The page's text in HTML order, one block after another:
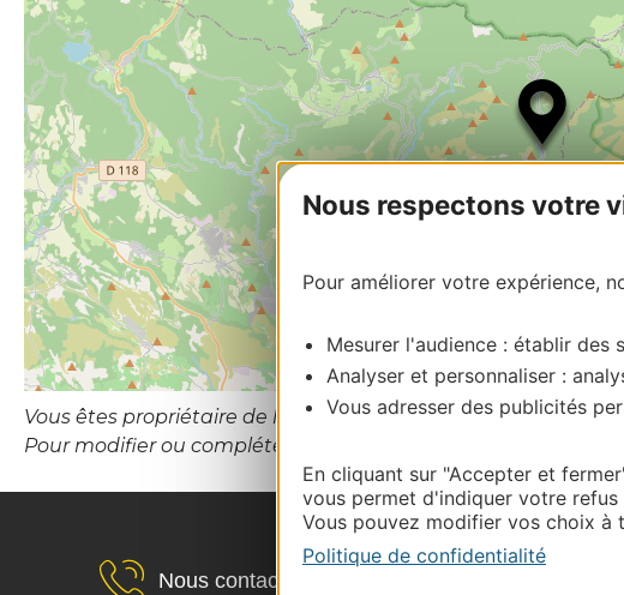
Nous respectons votre
Pour améliorer votre expérience,
Mesurer l'audience : établir des
Analyser et personnaliser :
Vous adresser des publicités
En cliquant sur "Accepter et
vous permet d'indiquer votre
Vous pouvez modifier vos choix
Politique de confidentialité
Vous êtes propriétaire de l’établissement ou le gestionnaire
Pour modifier ou compléter cette fiche, merci de contacter
Nous contacter